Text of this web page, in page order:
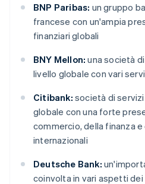
BNP Paribas: un gruppo
francese con un'ampia
finanziari globali
BNY Mellon: una società
livello globale con vari
Citibank: società di
globale con una forte
commercio, della finanza
internazionali
Deutsche Bank:
coinvolta in vari aspetti